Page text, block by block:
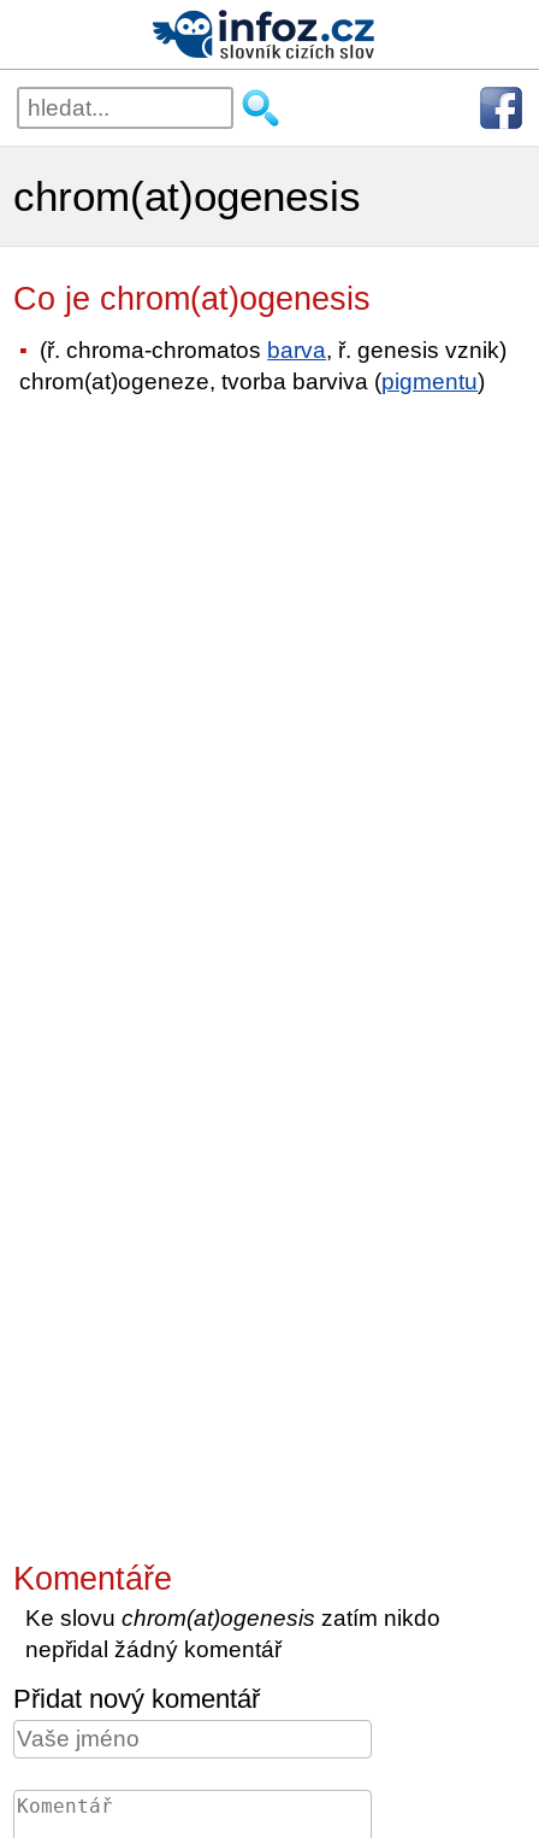
chrom(at)ogenesis
Co je chrom(at)ogenesis
(ř. chroma-chromatos barva, ř. genesis vznik)
chrom(at)ogeneze, tvorba barviva (pigmentu)
Komentáře
Ke slovuchrom(at)ogenesis zatím nikdo
nepřidal žádný komentář
Přidat nový komentář